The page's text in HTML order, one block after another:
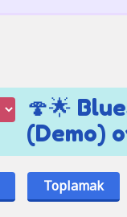
🍄🌟
(Demo)
Toplamak